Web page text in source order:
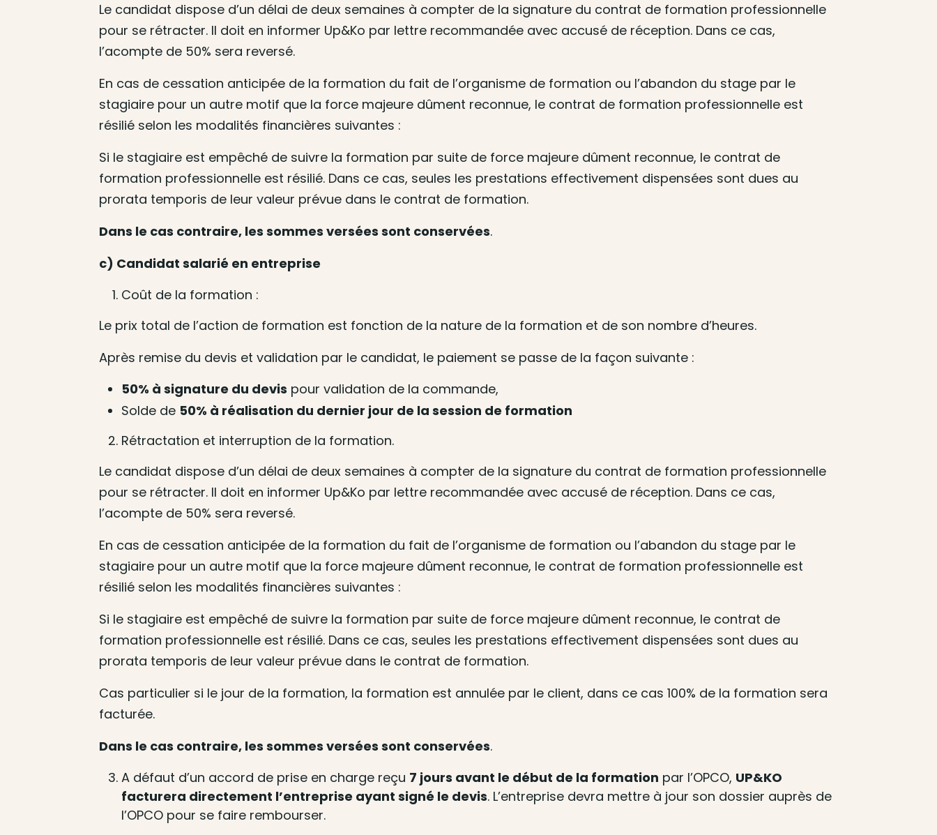
Le candidat dispose d’un délai de deux semaines à compter de la signature du contrat de formation professionnelle
pour se rétracter. Il doit en informer Up&Ko par lettre recommandée avec accusé de réception. Dans ce cas,
l’acompte de 50% sera reversé.
En cas de cessation anticipée de la formation du fait de l’organisme de formation ou l’abandon du stage par le
stagiaire pour un autre motif que la force majeure dûment reconnue, le contrat de formation professionnelle est
résilié selon les modalités financières suivantes :
Si le stagiaire est empêché de suivre la formation par suite de force majeure dûment reconnue, le contrat de
formation professionnelle est résilié. Dans ce cas, seules les prestations effectivement dispensées sont dues au
prorata temporis de leur valeur prévue dans le contrat de formation.
Dans le cas contraire, les sommes versées sont conservées.
c) Candidat salarié en entreprise
Coût de la formation :
Le prix total de l’action de formation est fonction de la nature de la formation et de son nombre d’heures.
Après remise du devis et validation par le candidat, le paiement se passe de la façon suivante :
50% à signature du devis pour validation de la commande,
Solde de 50% à réalisation du dernier jour de la session de formation
Rétractation et interruption de la formation.
Le candidat dispose d’un délai de deux semaines à compter de la signature du contrat de formation professionnelle
pour se rétracter. Il doit en informer Up&Ko par lettre recommandée avec accusé de réception. Dans ce cas,
l’acompte de 50% sera reversé.
En cas de cessation anticipée de la formation du fait de l’organisme de formation ou l’abandon du stage par le
stagiaire pour un autre motif que la force majeure dûment reconnue, le contrat de formation professionnelle est
résilié selon les modalités financières suivantes :
Si le stagiaire est empêché de suivre la formation par suite de force majeure dûment reconnue, le contrat de
formation professionnelle est résilié. Dans ce cas, seules les prestations effectivement dispensées sont dues au
prorata temporis de leur valeur prévue dans le contrat de formation.
Cas particulier si le jour de la formation, la formation est annulée par le client, dans ce cas 100% de la formation sera
facturée.
Dans le cas contraire, les sommes versées sont conservées.
A défaut d’un accord de prise en charge reçu 7 jours avant le début de la formation par l’OPCO, UP&KO
facturera directement l’entreprise ayant signé le devis. L’entreprise devra mettre à jour son dossier auprès de
l’OPCO pour se faire rembourser.